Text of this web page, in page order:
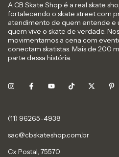
A CB Skate Shop é a real skate
fortalecendo o skate street com
atendimento de quem entende e
quem vive o skate de verdade.
movimentamos a cena com
conectam skatistas. Mais de 200
parte dessa história.
sac@cbskateshop.com.br
Cx Postal, 75570